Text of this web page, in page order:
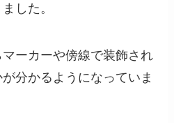
した。
ーカーや傍線で装飾され
分かるようになっていま